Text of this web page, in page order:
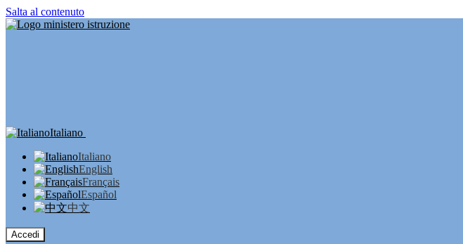
Salta al contenuto
Italiano
Italiano
English
Français
Español
中文
Accedi